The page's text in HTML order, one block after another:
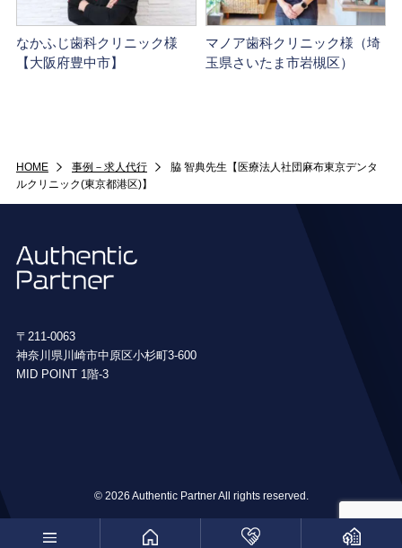
なかふじ歯科クリニック様
【大阪府豊中市】
マノア歯科クリニック様（埼
玉県さいたま市岩槻区）
HOME 事例－求人代行
脇 智典先生【医療法人社団麻布東京デンタ
ルクリニック(東京都港区)】
〒211-0063
神奈川県川崎市中原区小杉町3-600
MID POINT 1階-3
© 2026 Authentic Partner All rights reserved.